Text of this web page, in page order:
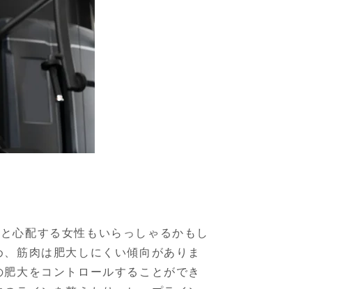
心配する女性もいらっしゃるかもし
筋肉は肥大しにくい傾向がありま
大をコントロールすることができ